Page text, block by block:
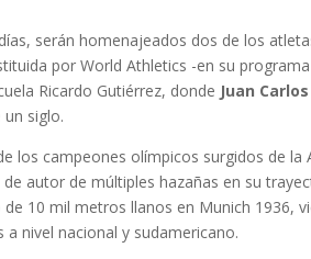
serán homenajeados dos de los
por World Athletics -en su
Ricardo Gutiérrez, donde Juan
siglo.
los campeones olímpicos surgidos de
autor de múltiples hazañas en su
10 mil metros llanos en Munich 1936,
nivel nacional y sudamericano.